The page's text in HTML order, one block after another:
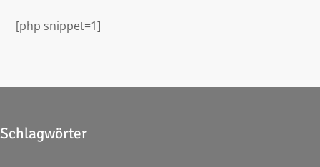
[php snippet=1]
Schlagwörter